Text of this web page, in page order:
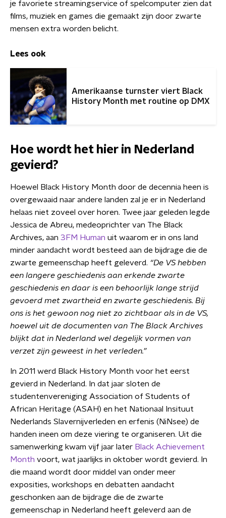
je favoriete streamingservice of spelcomputer zien dat
films, muziek en games die gemaakt zijn door zwarte
mensen extra worden belicht.
Lees ook
Amerikaanse turnster viert Black
History Month met routine op DMX
Hoe wordt het hier in Nederland
gevierd?
Hoewel Black History Month door de decennia heen is
overgewaaid naar andere landen zal je er in Nederland
helaas niet zoveel over horen. Twee jaar geleden legde
Jessica de Abreu, medeoprichter van The Black
Archives, aan 3FM Human uit waarom er in ons land
minder aandacht wordt besteed aan de bijdrage die de
zwarte gemeenschap heeft geleverd. “De VS hebben
een langere geschiedenis aan erkende zwarte
geschiedenis en daar is een behoorlijk lange strijd
gevoerd met zwartheid en zwarte geschiedenis. Bij
ons is het gewoon nog niet zo zichtbaar als in de VS,
hoewel uit de documenten van The Black Archives
blijkt dat in Nederland wel degelijk vormen van
verzet zijn geweest in het verleden.”
In 2011 werd Black History Month voor het eerst
gevierd in Nederland. In dat jaar sloten de
studentenvereniging Association of Students of
African Heritage (ASAH) en het Nationaal Insituut
Nederlands Slavernijverleden en erfenis (NiNsee) de
handen ineen om deze viering te organiseren. Uit die
samenwerking kwam vijf jaar later Black Achievement
Month voort, wat jaarlijks in oktober wordt gevierd. In
die maand wordt door middel van onder meer
exposities, workshops en debatten aandacht
geschonken aan de bijdrage die de zwarte
gemeenschap in Nederland heeft geleverd aan de